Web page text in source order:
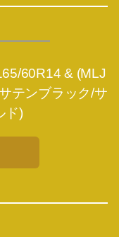
60R14 & (MLJ
テンブラック/サ
ド)